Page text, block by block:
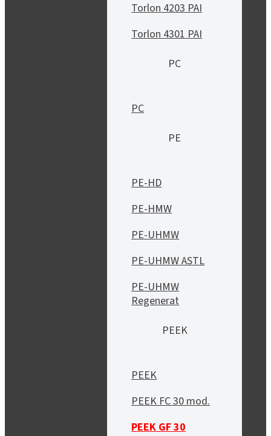
Torlon 4203 PAI
Torlon 4301 PAI
PC
PC
PE
PE-HD
PE-HMW
PE-UHMW
PE-UHMW ASTL
PE-UHMW
Regenerat
PEEK
PEEK
PEEK FC 30 mod.
PEEK GF 30